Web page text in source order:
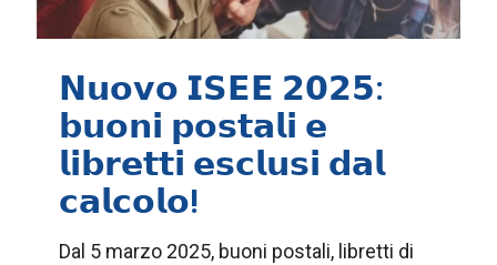
𝗡𝘂𝗼𝘃𝗼 𝗜𝗦𝗘𝗘 𝟮𝟬𝟮𝟱:
𝗯𝘂𝗼𝗻𝗶 𝗽𝗼𝘀𝘁𝗮𝗹𝗶 𝗲
𝗹𝗶𝗯𝗿𝗲𝘁𝘁𝗶 𝗲𝘀𝗰𝗹𝘂𝘀𝗶 𝗱𝗮𝗹
𝗰𝗮𝗹𝗰𝗼𝗹𝗼!
Dal 5 marzo 2025, buoni postali, libretti di